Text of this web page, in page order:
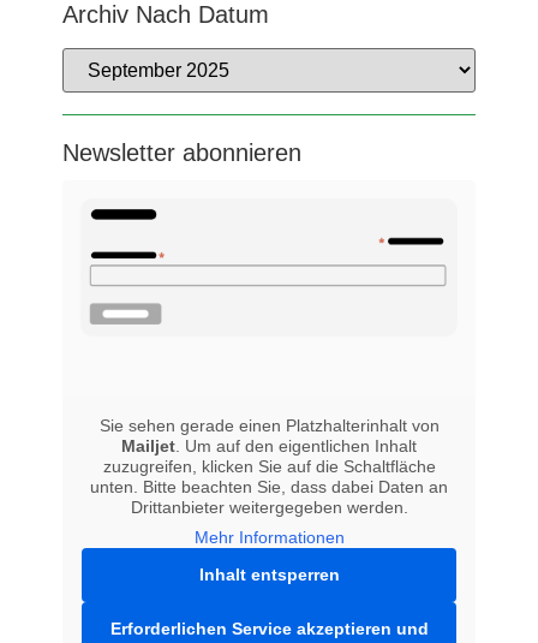
Archiv Nach Datum
Newsletter abonnieren
Sie sehen gerade einen Platzhalterinhalt von
Mailjet . Um auf den eigentlichen Inhalt
zuzugreifen, klicken Sie auf die Schaltfläche
unten. Bitte beachten Sie, dass dabei Daten an
Drittanbieter weitergegeben werden.
Mehr Informationen
Inhalt entsperren
Erforderlichen Service akzeptieren und